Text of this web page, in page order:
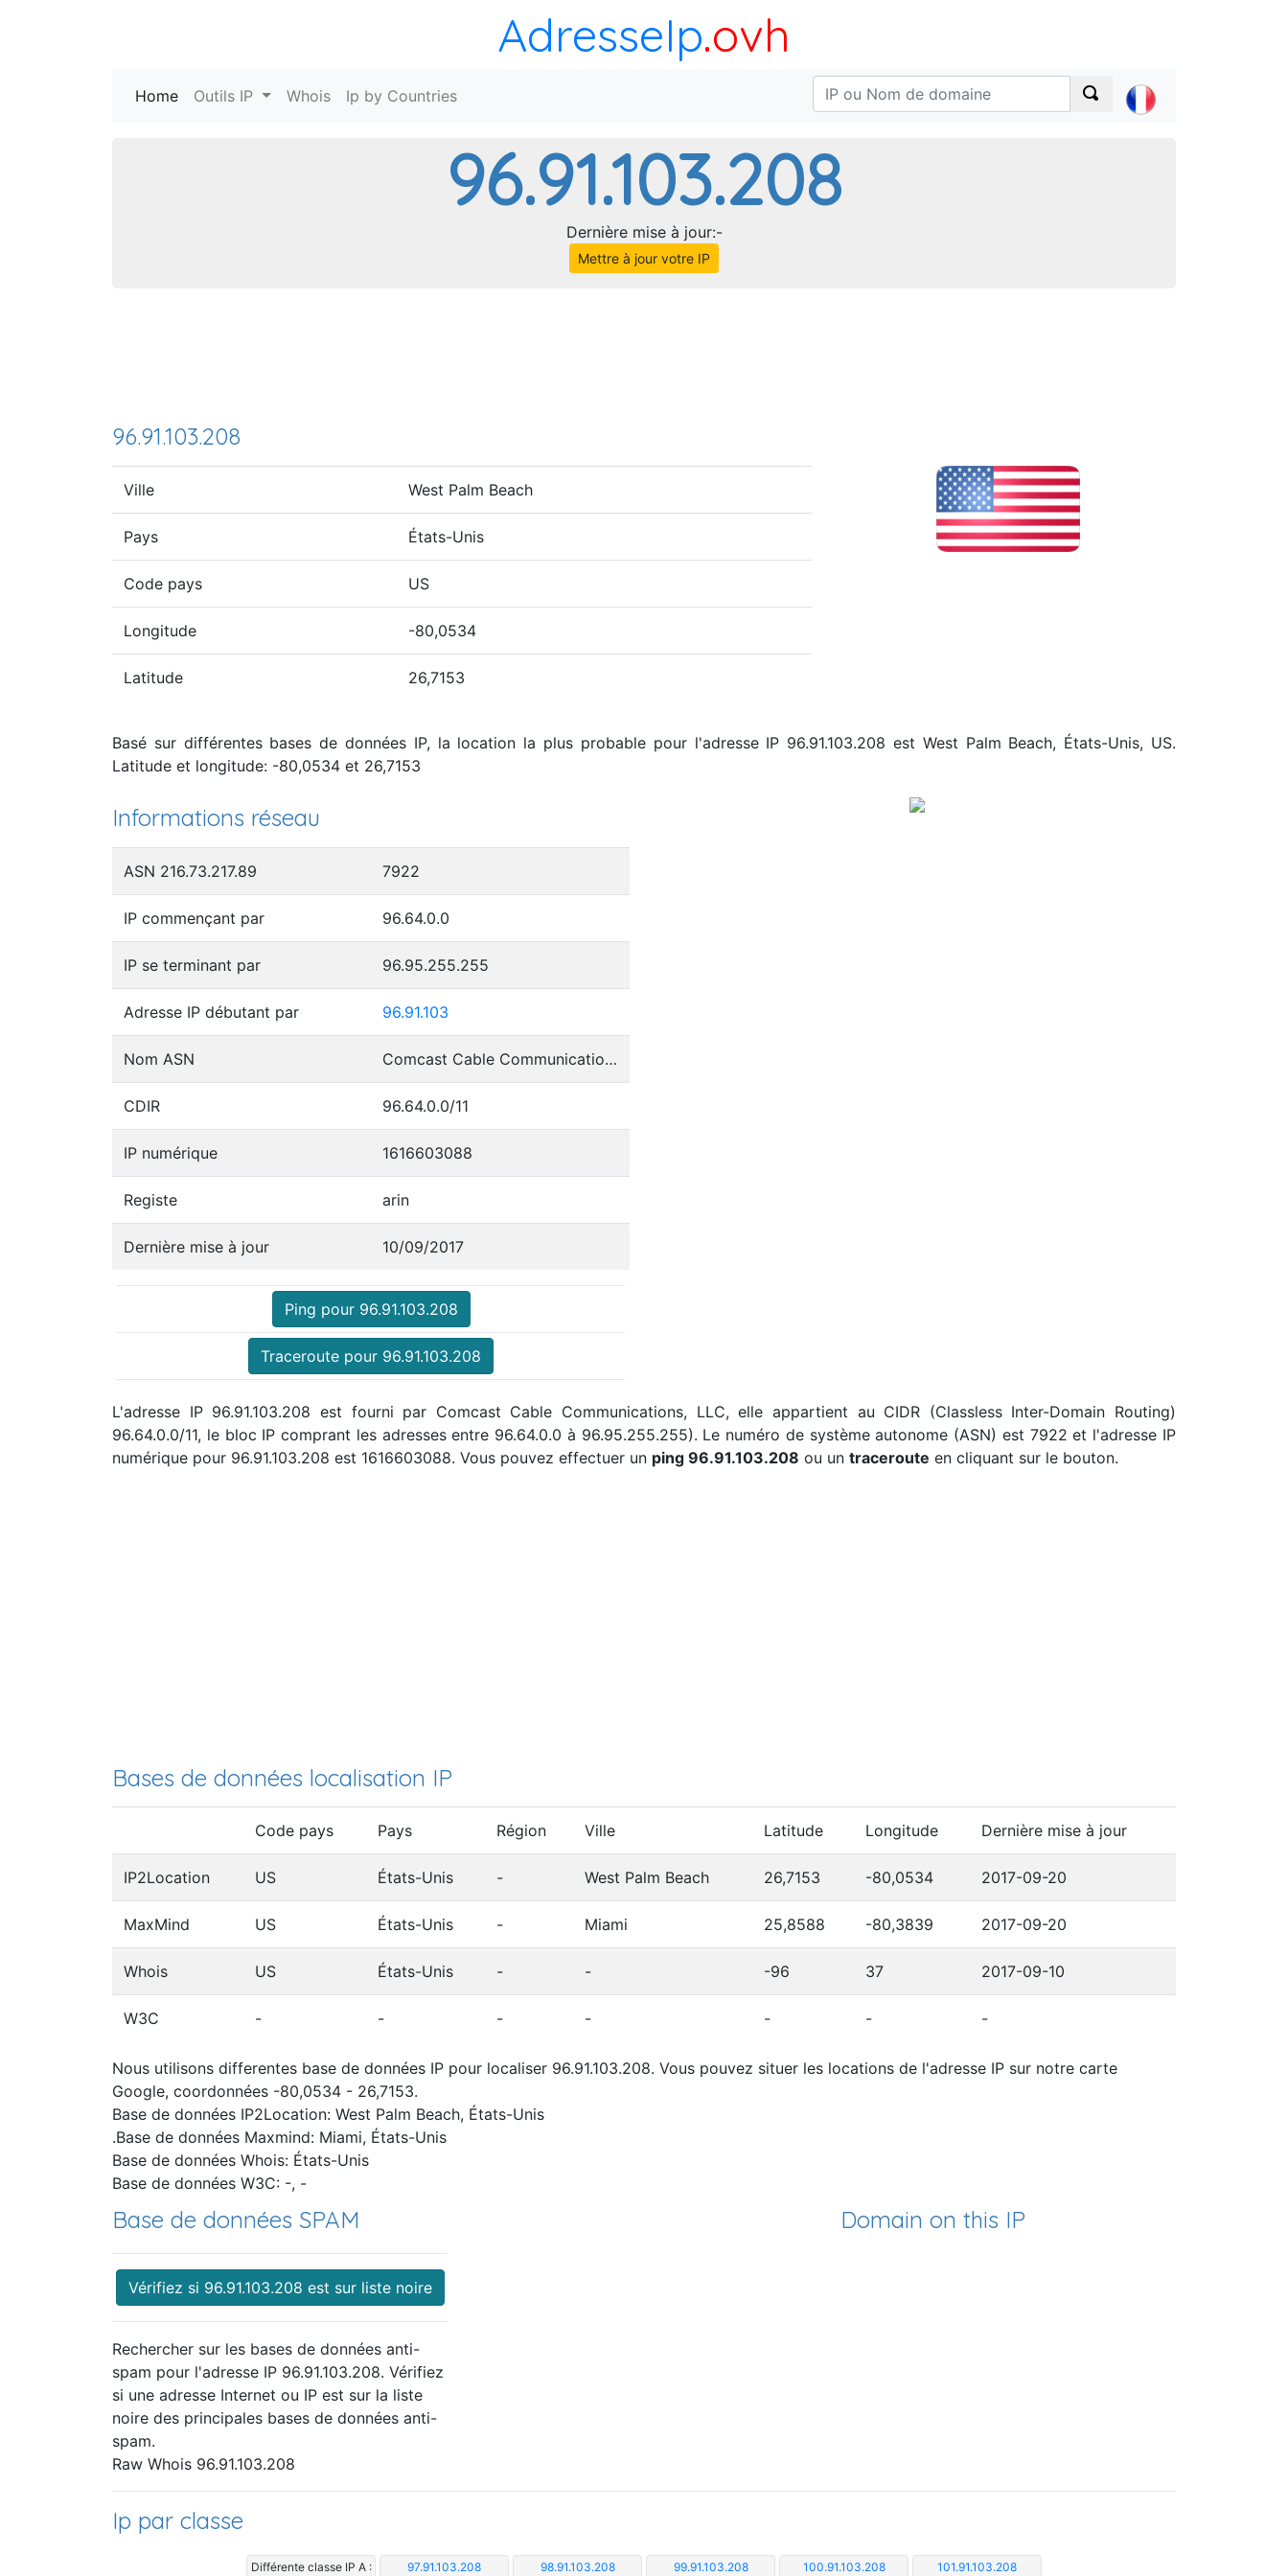
AdresseIp.ovh
Home (current)
Outils IP Whois Ip by Countries
96.91.103.208
Dernière mise à jour:-
Mettre à jour votre IP
96.91.103.208
Ville West Palm Beach
Pays États-Unis
Code pays US
Longitude -80,0534
Latitude 26,7153
Basé sur différentes bases de données IP, la location la plus probable pour l'adresse IP 96.91.103.208 est West Palm Beach, États-Unis, US.
Latitude et longitude: -80,0534 et 26,7153
Informations réseau
ASN 216.73.217.89 7922
IP commençant par 96.64.0.0
IP se terminant par 96.95.255.255
Adresse IP débutant par 96.91.103
Nom ASN Comcast Cable Communications, LLC
CDIR 96.64.0.0/11
IP numérique 1616603088
Registe arin
Dernière mise à jour 10/09/2017
Ping pour 96.91.103.208
Traceroute pour 96.91.103.208
L'adresse IP 96.91.103.208 est fourni par Comcast Cable Communications, LLC, elle appartient au CIDR (Classless Inter-Domain Routing)
96.64.0.0/11, le bloc IP comprant les adresses entre 96.64.0.0 à 96.95.255.255). Le numéro de système autonome (ASN) est 7922 et l'adresse IP
numérique pour 96.91.103.208 est 1616603088. Vous pouvez effectuer un ping 96.91.103.208 ou un traceroute en cliquant sur le bouton.
Bases de données localisation IP
Code pays Pays Région Ville Latitude Longitude Dernière mise à jour
IP2Location US États-Unis - West Palm Beach 26,7153 -80,0534 2017-09-20
MaxMind US États-Unis - Miami 25,8588 -80,3839 2017-09-20
Whois US États-Unis - - -96 37 2017-09-10
W3C - - - - - - -
Nous utilisons differentes base de données IP pour localiser 96.91.103.208. Vous pouvez situer les locations de l'adresse IP sur notre carte
Google, coordonnées -80,0534 - 26,7153.
Base de données IP2Location: West Palm Beach, États-Unis
.Base de données Maxmind: Miami, États-Unis
Base de données Whois: États-Unis
Base de données W3C: -, -
Base de données SPAM
Vérifiez si 96.91.103.208 est sur liste noire
Rechercher sur les bases de données anti-
spam pour l'adresse IP 96.91.103.208. Vérifiez
si une adresse Internet ou IP est sur la liste
noire des principales bases de données anti-
spam.
Domain on this IP
Raw Whois 96.91.103.208
Ip par classe
Différente classe IP A : 97.91.103.208 98.91.103.208 99.91.103.208 100.91.103.208 101.91.103.208